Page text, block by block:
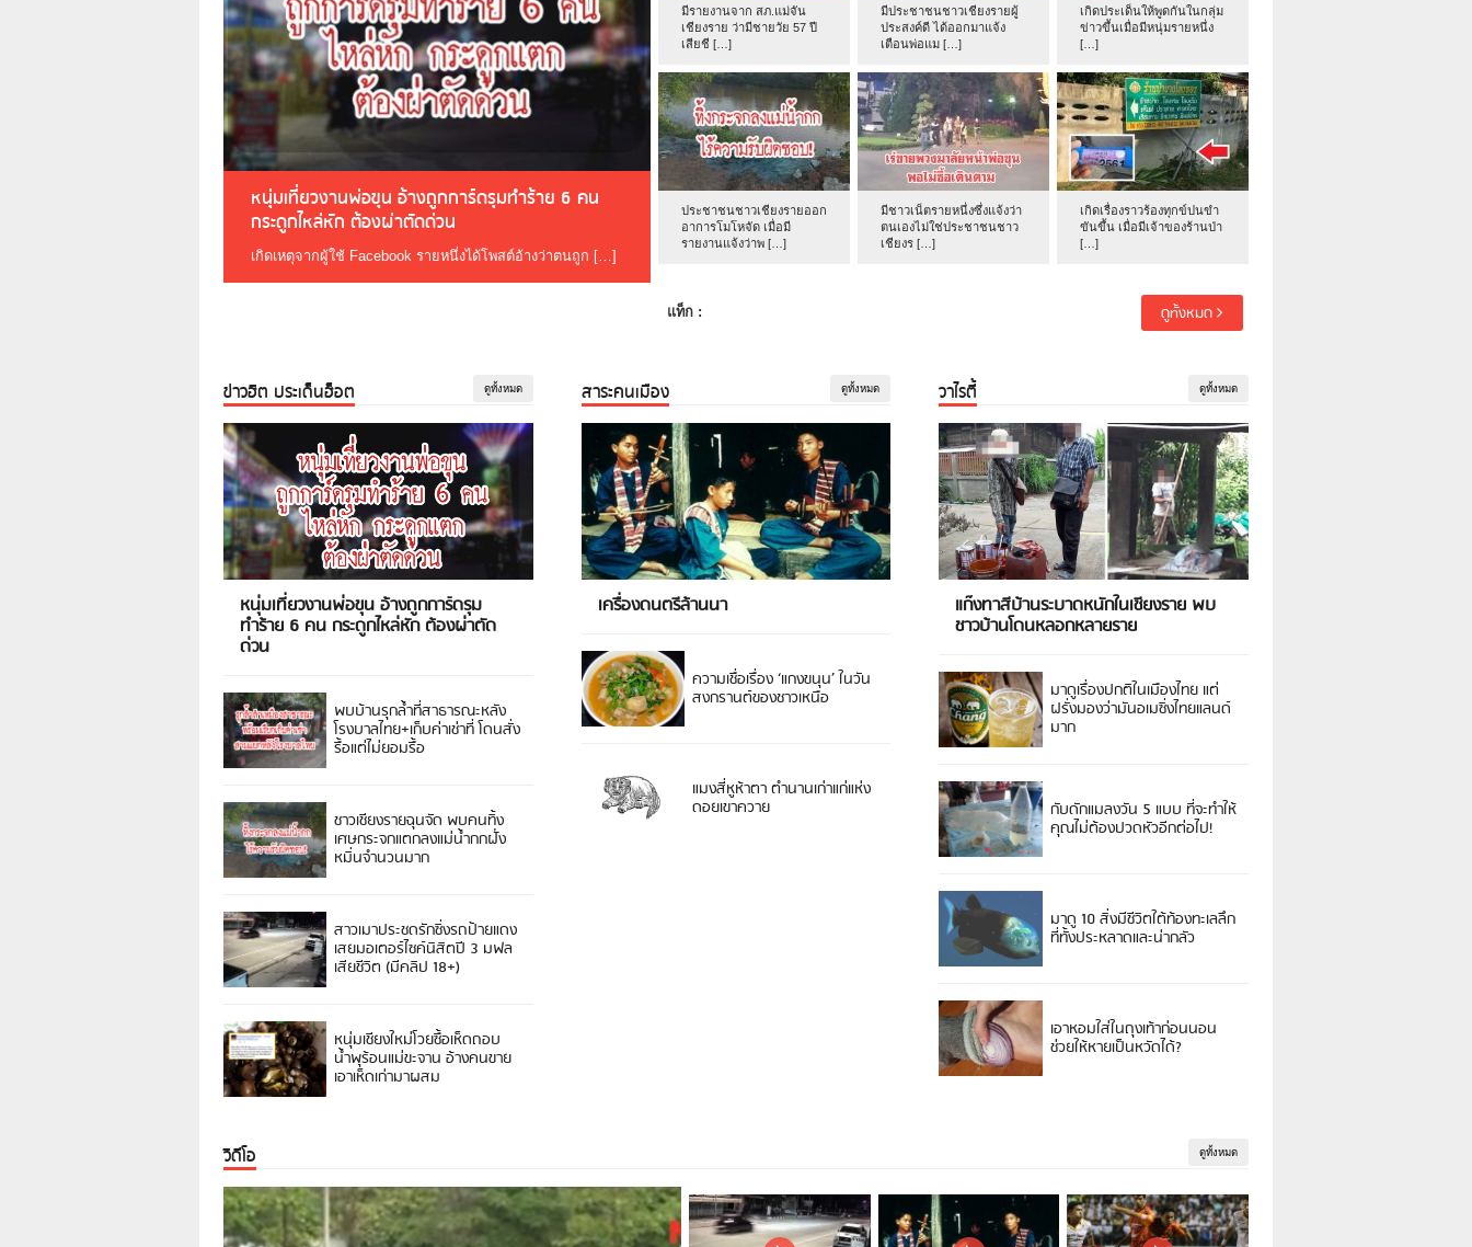
หนุ่มเที่ยวงานพ่อขุน อ้างถูกการ์ดรุมทำร้าย 6 คน
กระดูกไหล่หัก ต้องผ่าตัดด่วน
เกิดเหตุจากผู้ใช้ Facebook รายหนึ่งได้โพสต์อ้างว่าตนถูก […]
มีรายงานจาก สภ.แม่จัน
เชียงราย ว่ามีชายวัย 57 ปี
เสียชี […]
มีประชาชนชาวเชียงรายผู้
ประสงค์ดี ได้ออกมาแจ้ง
เตือนพ่อแม […]
เกิดประเด็นให้พูดกันในกลุ่ม
ข่าวขึ้นเมื่อมีหนุ่มรายหนึ่ง
[…]
ประชาชนชาวเชียงรายออก
อาการโมโหจัด เมื่อมี
รายงานแจ้งว่าพ […]
มีชาวเน็ตรายหนึ่งซึ่งแจ้งว่า
ตนเองไม่ใช่ประชาชนชาว
เชียงร […]
เกิดเรื่องราวร้องทุกข์ปนขำ
ขันขึ้น เมื่อมีเจ้าของร้านป่า
[…]
แท็ก : ดูทั้งหมด
ข่าวฮิต ประเด็นฮ็อต ดูทั้งหมด
หนุ่มเที่ยวงานพ่อขุน อ้างถูกการ์ดรุม
ทำร้าย 6 คน กระดูกไหล่หัก ต้องผ่าตัด
ด่วน
พบบ้านรุกล้ำที่สาธารณะหลัง
โรงบาลไทย+เก็บค่าเช่าที่ โดนสั่ง
รื้อแต่ไม่ยอมรื้อ
ชาวเชียงรายฉุนจัด พบคนทิ้ง
เศษกระจกแตกลงแม่น้ำกกฝั่ง
หมิ่นจำนวนมาก
สาวเมาประชดรักซิ่งรถป้ายแดง
เสยมอเตอร์ไซค์นิสิตปี 3 มฟล
เสียชีวิต (มีคลิป 18+)
หนุ่มเชียงใหม่โวยซื้อเห็ดถอบ
น้ำพุร้อนแม่ขะจาน อ้างคนขาย
เอาเห็ดเก่ามาผสม
สาระคนเมือง ดูทั้งหมด
เครื่องดนตรีล้านนา
ความเชื่อเรื่อง ‘แกงขนุน’ ในวัน
สงกรานต์ของชาวเหนือ
แมงสี่หูห้าตา ตำนานเก่าแก่แห่ง
ดอยเขาควาย
วาไรตี้ ดูทั้งหมด
แก๊งทาสีบ้านระบาดหนักในเชียงราย พบ
ชาวบ้านโดนหลอกหลายราย
มาดูเรื่องปกติในเมืองไทย แต่
ฝรั่งมองว่ามันอเมซิ่งไทยแลนด์
มาก
กับดักแมลงวัน 5 แบบ ที่จะทำให้
คุณไม่ต้องปวดหัวอีกต่อไป!
มาดู 10 สิ่งมีชีวิตใต้ท้องทะเลลึก
ที่ทั้งประหลาดและน่ากลัว
เอาหอมใส่ในถุงเท้าก่อนนอน
ช่วยให้หายเป็นหวัดได้?
วิดีโอ ดูทั้งหมด